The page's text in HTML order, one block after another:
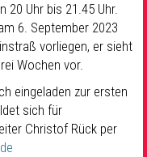
Uhr bis 21.45 Uhr.
6. September 2023
vorliegen, er sieht
Wochen vor.
eingeladen zur ersten
sich für
Christof Rück per